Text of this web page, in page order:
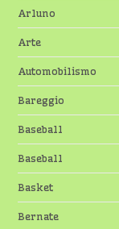
Arluno
Arte
Automobilismo
Bareggio
Baseball
Baseball
Basket
Bernate